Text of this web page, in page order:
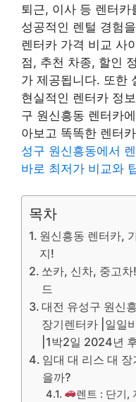
퇴근, 이사 등 렌터카
성공적인 렌털 경험
렌터카 가격 비교 사
점, 추천 차종, 할인
가 제공됩니다. 또한
현실적인 렌터카 정
구 원신흥동 렌터카
아보고 똑똑한 렌터
성구 원신흥동에서
바로 최저가 비교와
목차
원신흥동 렌터카,
지!
쏘카, 신차, 중고
드
대전 유성구 원신
장기렌터카 |일일
|1박2일 2024년
임대 대 리스 대
을까?
렌트 : 단기,